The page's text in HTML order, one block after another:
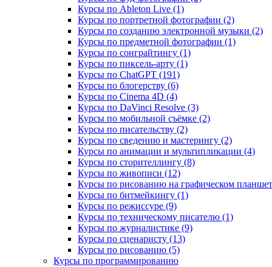
Курсы по Ableton Live (1)
Курсы по портретной фотографии (2)
Курсы по созданию электронной музыки (2)
Курсы по предметной фотографии (1)
Курсы по сонграйтингу (1)
Курсы по пиксель-арту (1)
Курсы по ChatGPT (191)
Курсы по блогерству (6)
Курсы по Cinema 4D (4)
Курсы по DaVinci Resolve (3)
Курсы по мобильной съёмке (2)
Курсы по писательству (2)
Курсы по сведению и мастерингу (2)
Курсы по анимации и мультипликации (4)
Курсы по сторителлингу (8)
Курсы по живописи (12)
Курсы по рисованию на графическом
Курсы по битмейкингу (1)
Курсы по режиссуре (9)
Курсы по техническому писателю (1)
Курсы по журналистике (9)
Курсы по сценаристу (13)
Курсы по рисованию (5)
Курсы по программированию